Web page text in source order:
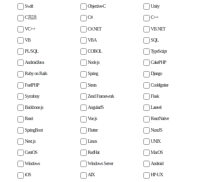
Swift Objective-C Unity
C言語 C# C++
VC++ C#.NET VB.NET
VB VBA SQL
PL/SQL COBOL TypeScript
AndroidJava Node.js CakePHP
Ruby on Rails Spring Django
FuelPHP Struts CodeIgniter
Symfony Zend Framework Flask
Backbone.js AngularJS Laravel
React Vue.js ReactNative
SpringBoot Flutter NuxtJS
Next.js Linux UNIX
CentOS RedHat MacOS
Windows Windows Server Android
iOS AIX HP-UX